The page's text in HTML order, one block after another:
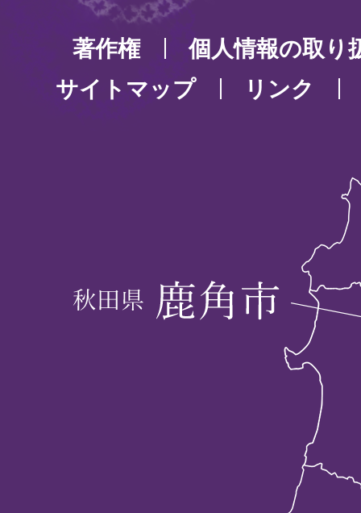
著作権
個人情報の取り
サイトマップ
リンク